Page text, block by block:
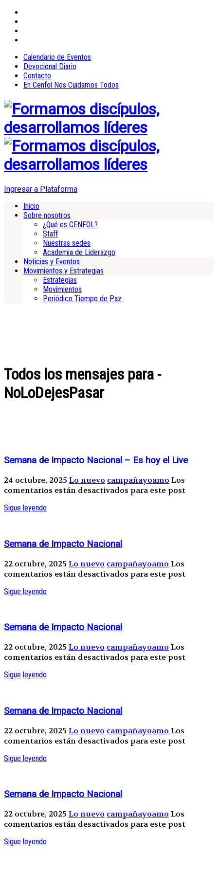
Calendario de Eventos
Devocional Diario
Contacto
En Cenfol Nos Cuidamos Todos
Ingresar a Plataforma
Inicio
Sobre nosotros
¿Qué es CENFOL?
Staff
Nuestras sedes
Academia de Liderazgo
Noticias y Eventos
Movimientos y Estrategias
Estrategias
Movimientos
Periódico Tiempo de Paz
Todos los mensajes para -
NoLoDejesPasar
Semana de Impacto Nacional – Es hoy el Live
24 octubre, 2025 Lo nuevo campañayoamo Los
comentarios están desactivados para este post
Sigue leyendo
Semana de Impacto Nacional
22 octubre, 2025 Lo nuevo campañayoamo Los
comentarios están desactivados para este post
Sigue leyendo
Semana de Impacto Nacional
22 octubre, 2025 Lo nuevo campañayoamo Los
comentarios están desactivados para este post
Sigue leyendo
Semana de Impacto Nacional
22 octubre, 2025 Lo nuevo campañayoamo Los
comentarios están desactivados para este post
Sigue leyendo
Semana de Impacto Nacional
22 octubre, 2025 Lo nuevo campañayoamo Los
comentarios están desactivados para este post
Sigue leyendo